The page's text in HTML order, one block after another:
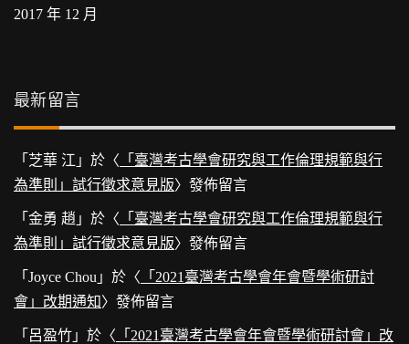
2017 年 12 月
最新留言
「 芝華 江 」於〈 「臺灣考古學會研究與工作倫理規範與行
為準則」試行徵求意見版〉發佈留言
「 金勇 趙 」於〈 「臺灣考古學會研究與工作倫理規範與行
為準則」試行徵求意見版〉發佈留言
「 Joyce Chou 」於〈 「2021臺灣考古學會年會暨學術研討
會」改期通知〉發佈留言
「 呂盈竹 」於〈 「2021臺灣考古學會年會暨學術研討會」改